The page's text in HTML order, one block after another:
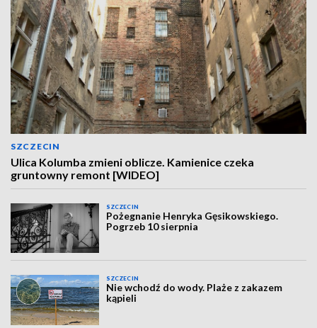
SZCZECIN
Ulica Kolumba zmieni oblicze. Kamienice czeka
gruntowny remont [WIDEO]
SZCZECIN
Pożegnanie Henryka Gęsikowskiego.
Pogrzeb 10 sierpnia
SZCZECIN
Nie wchodź do wody. Plaże z zakazem
kąpieli